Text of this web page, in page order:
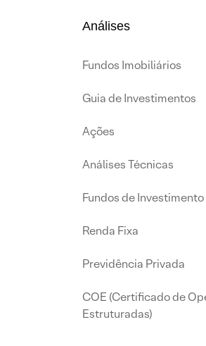
Análises
Fundos Imobiliários
Guia de Investimentos
Ações
Análises Técnicas
Fundos de Investimento
Renda Fixa
Previdência Privada
COE (Certificado de
Estruturadas)